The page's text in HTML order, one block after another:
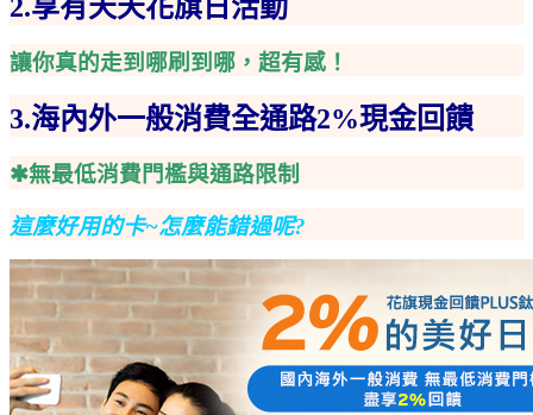
2.享有天天花旗日活動
讓你真的走到哪刷到哪，超有感！
3.海內外一般消費全通路2%現金回饋
✱無最低消費門檻與通路限制
這麼好用的卡~怎麼能錯過呢?